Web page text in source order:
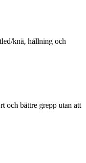
knä, hållning och
och bättre grepp utan att